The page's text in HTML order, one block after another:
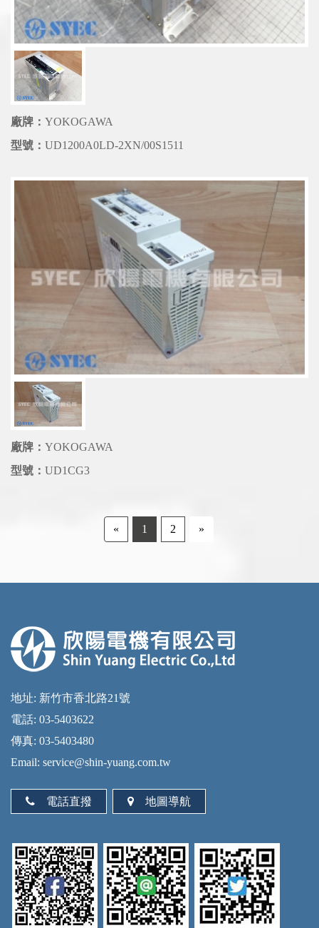
廠牌： YOKOGAWA
型號： UD1200A0LD-2XN/00S1511
廠牌： YOKOGAWA
型號： UD1CG3
« 1 2 »
地址: 新竹市香北路21號
電話: 03-5403622
傳真: 03-5403480
Email: service@shin-yuang.com.tw
電話直撥 地圖導航